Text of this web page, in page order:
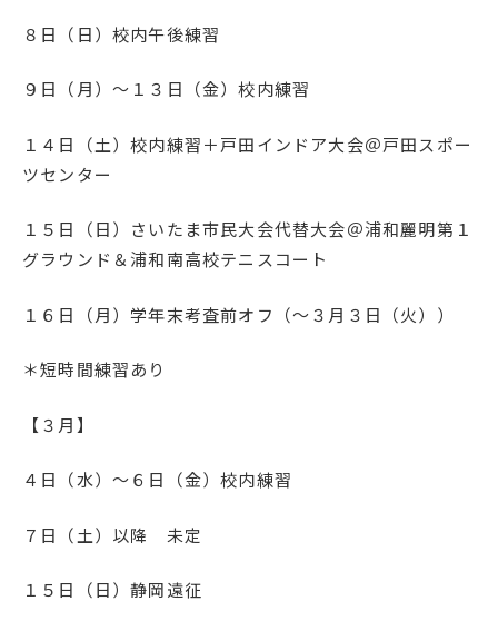
８日（日）校内午後練習
９日（月）～１３日（金）校内練習
１４日（土）校内練習＋戸田インドア大会＠戸田スポー
ツセンター
１５日（日）さいたま市民大会代替大会＠浦和麗明第１
グラウンド＆浦和南高校テニスコート
１６日（月）学年末考査前オフ（～３月３日（火））
＊短時間練習あり
【３月】
４日（水）～６日（金）校内練習
７日（土）以降 未定
１５日（日）静岡遠征